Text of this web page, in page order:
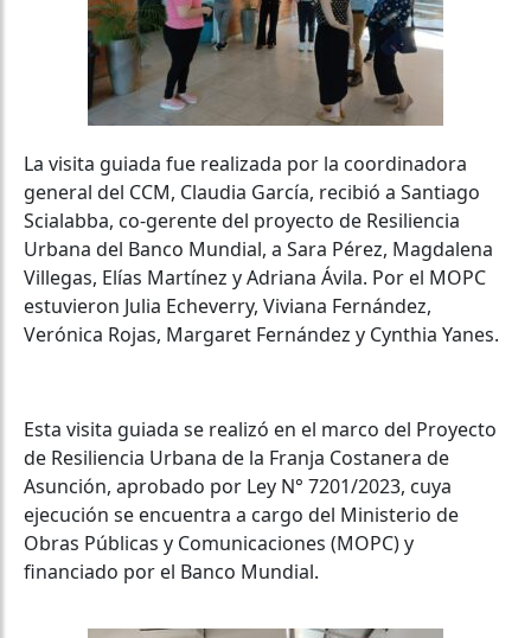
La visita guiada fue realizada por la coordinadora
general del CCM, Claudia García, recibió a Santiago
Scialabba, co-gerente del proyecto de Resiliencia
Urbana del Banco Mundial, a Sara Pérez, Magdalena
Villegas, Elías Martínez y Adriana Ávila. Por el MOPC
estuvieron Julia Echeverry, Viviana Fernández,
Verónica Rojas, Margaret Fernández y Cynthia Yanes.
Esta visita guiada se realizó en el marco del Proyecto
de Resiliencia Urbana de la Franja Costanera de
Asunción, aprobado por Ley N° 7201/2023, cuya
ejecución se encuentra a cargo del Ministerio de
Obras Públicas y Comunicaciones (MOPC) y
financiado por el Banco Mundial.